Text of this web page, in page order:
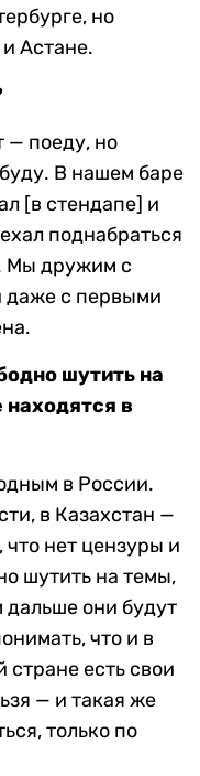
но
Астане.
— поеду, но
В нашем баре
[в стендапе] и
поднабраться
Мы дружим с
даже с первыми
шутить на
в
в России.
в Казахстан —
нет цензуры и
шутить на темы,
они будут
что и в
стране есть свои
— и такая же
только по